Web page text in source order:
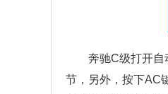
奔驰C级打开自
节，另外，按下AC